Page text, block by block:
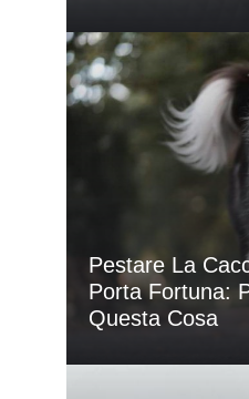
Pestare La
Porta Fortuna:
Questa Cosa